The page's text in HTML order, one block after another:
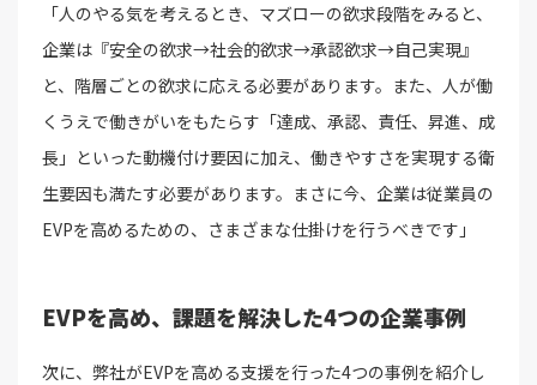
「人のやる気を考えるとき、マズローの欲求段階をみると、
企業は『安全の欲求→社会的欲求→承認欲求→自己実現』
と、階層ごとの欲求に応える必要があります。また、人が働
くうえで働きがいをもたらす「達成、承認、責任、昇進、成
長」といった動機付け要因に加え、働きやすさを実現する衛
生要因も満たす必要があります。まさに今、企業は従業員の
EVPを高めるための、さまざまな仕掛けを行うべきです」
EVPを高め、課題を解決した4つの企業事例
次に、弊社がEVPを高める支援を行った4つの事例を紹介し